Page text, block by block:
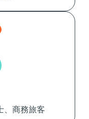
、商務旅客